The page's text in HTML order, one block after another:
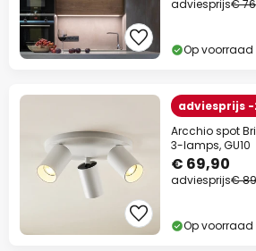
adviesprijs€
Op voorraad
adviesprijs -
Arcchio spot
3-lamps, GU10
€ 69,90
adviesprijs€
Op voorraad